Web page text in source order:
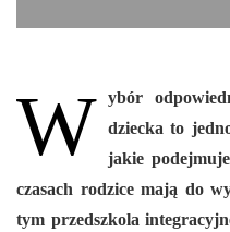
W ybór
dziecka to
jakie
czasach rodzice mają do
tym przedszkola